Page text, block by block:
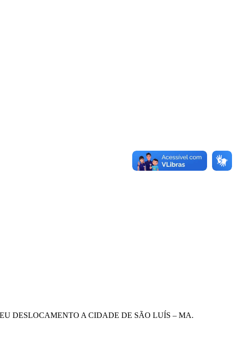
DESLOCAMENTO A CIDADE DE SÃO LUÍS – MA.